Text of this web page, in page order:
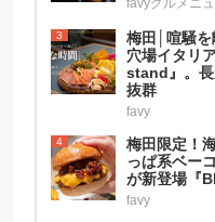
3
梅田│喧騒
穴場イタリ
stand』。
抜群
favy
4
梅田限定！
っぱ系ベー
が新登場『
favy